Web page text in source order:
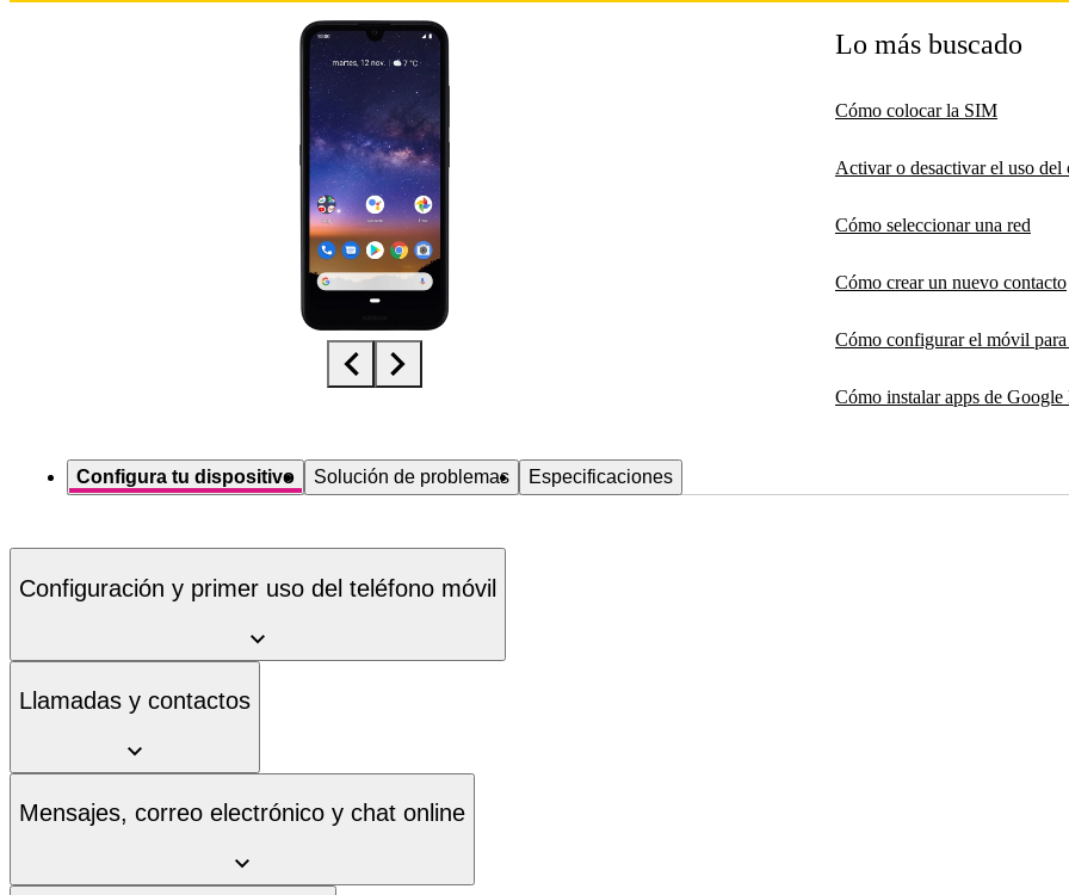
Lo más buscado
Cómo colocar la SIM
Activar o desactivar el uso del
Cómo seleccionar una red
Cómo crear un nuevo contacto
Cómo configurar el móvil
Cómo instalar apps de Google
Configura tu dispositivo Solución de problemas Especificaciones
Configuración y primer uso del teléfono móvil
Llamadas y contactos
Mensajes, correo electrónico y chat online